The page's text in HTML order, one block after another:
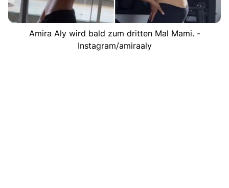
Amira Aly wird bald zum dritten Mal Mami. -
Instagram/amiraaly